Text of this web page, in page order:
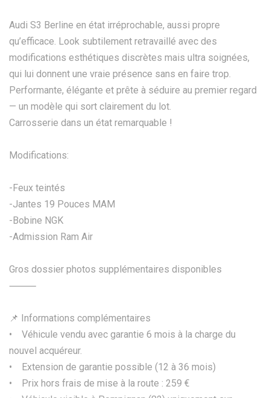
Audi S3 Berline en état irréprochable, aussi propre
qu’efficace. Look subtilement retravaillé avec des
modifications esthétiques discrètes mais ultra soignées,
qui lui donnent une vraie présence sans en faire trop.
Performante, élégante et prête à séduire au premier regard
— un modèle qui sort clairement du lot.
Carrosserie dans un état remarquable !
Modifications:
-Feux teintés
-Jantes 19 Pouces MAM
-Bobine NGK
-Admission Ram Air
Gros dossier photos supplémentaires disponibles
⸻
📌 Informations complémentaires
• Véhicule vendu avec garantie 6 mois à la charge du
nouvel acquéreur.
• Extension de garantie possible (12 à 36 mois)
• Prix hors frais de mise à la route : 259 €